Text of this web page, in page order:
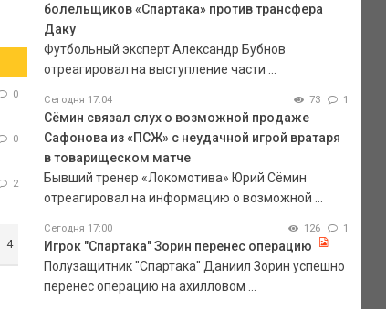
0
0
2
4
болельщиков «Спартака» против трансфера
Даку
Футбольный эксперт Александр Бубнов
отреагировал на выступление части ...
Сегодня 17:04 73 1
Сёмин связал слух о возможной продаже
Сафонова из «ПСЖ» с неудачной игрой вратаря
в товарищеском матче
Бывший тренер «Локомотива» Юрий Сёмин
отреагировал на информацию о возможной ...
Сегодня 17:00 126 1
Игрок "Спартака" Зорин перенес операцию
Полузащитник "Спартака" Даниил Зорин успешно
перенес операцию на ахилловом ...